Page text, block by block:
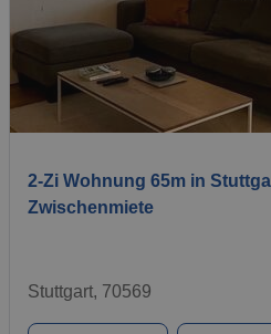
2-Zi Wohnung 65m in
Zwischenmiete
Stuttgart, 70569